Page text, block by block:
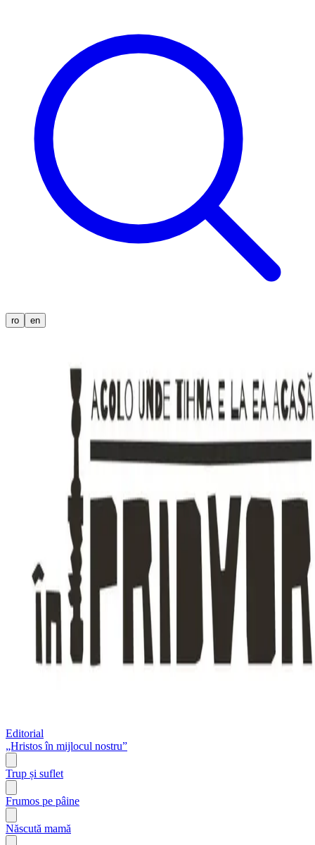
ro en
Editorial
„Hristos în mijlocul nostru”
Trup și suflet
Frumos pe pâine
Născută mamă